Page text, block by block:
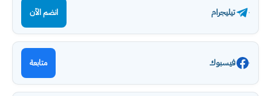
تيليجرام انضم الآن
فيسبوك متابعة